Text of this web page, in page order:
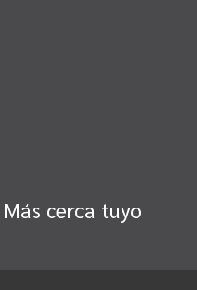
Más cerca tuyo